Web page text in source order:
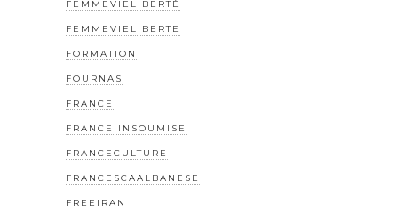
FEMMEVIELIBERTÉ
FEMMEVIELIBERTE
FORMATION
FOURNAS
FRANCE
FRANCE INSOUMISE
FRANCECULTURE
FRANCESCAALBANESE
FREEIRAN